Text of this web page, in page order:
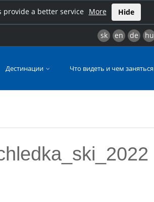
provide a better service More Hide
sk en de hu
Дестинации Что видеть и чем заняться